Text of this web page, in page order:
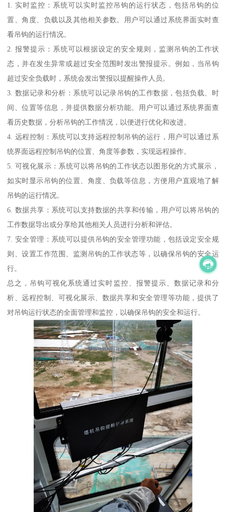
1. 实时监控：系统可以实时监控吊钩的运行状态，包括吊钩的位
置、角度、负载以及其他相关参数。用户可以通过系统界面实时查
看吊钩的运行情况。
2. 报警提示：系统可以根据设定的安全规则，监测吊钩的工作状
态，并在发生异常或超过安全范围时发出警报提示。例如，当吊钩
超过安全负载时，系统会发出警报以提醒操作人员。
3. 数据记录和分析：系统可以记录吊钩的工作数据，包括负载、时
间、位置等信息，并提供数据分析功能。用户可以通过系统界面查
看历史数据，分析吊钩的工作情况，以便进行优化和改进。
4. 远程控制：系统可以支持远程控制吊钩的运行，用户可以通过系
统界面远程控制吊钩的位置、角度等参数，实现远程操作。
5. 可视化展示：系统可以将吊钩的工作状态以图形化的方式展示，
如实时显示吊钩的位置、角度、负载等信息，方便用户直观地了解
吊钩的运行情况。
6. 数据共享：系统可以支持数据的共享和传输，用户可以将吊钩的
工作数据导出或分享给其他相关人员进行分析和评估。
7. 安全管理：系统可以提供吊钩的安全管理功能，包括设定安全规
则、设置工作范围、监测吊钩的工作状态等，以确保吊钩的安全运
行。
总之，吊钩可视化系统通过实时监控、报警提示、数据记录和分
析、远程控制、可视化展示、数据共享和安全管理等功能，提供了
对吊钩运行状态的全面管理和监控，以确保吊钩的安全和运行。